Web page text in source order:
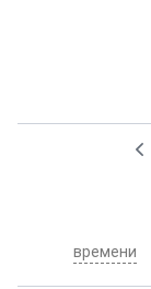
времени